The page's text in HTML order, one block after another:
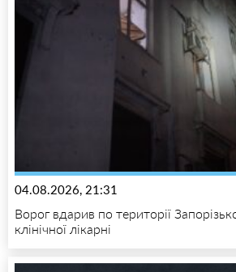
04.08.2026, 21:31
Ворог вдарив по території
клінічної лікарні